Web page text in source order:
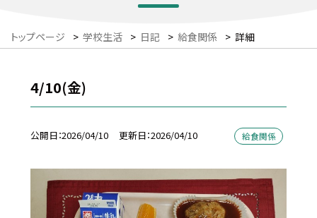
トップページ > 学校生活 > 日記 > 給食関係 > 詳細
4/10(金)
公開日 2026/04/10 更新日 2026/04/10 給食関係